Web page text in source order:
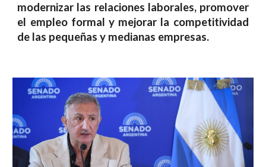
modernizar las relaciones laborales, promover
el empleo formal y mejorar la competitividad
de las pequeñas y medianas empresas.